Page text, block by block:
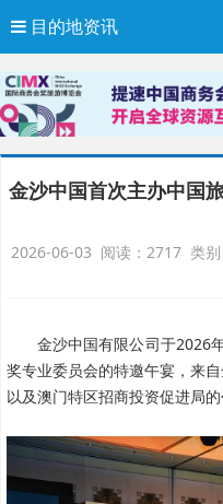
目的地资讯
金沙中国首次主办中国
2026-06-03 阅读：2717 类别
金沙中国有限公司于2026
奖专业委员会的特邀午宴，来
以及澳门特区招商投资促进局的